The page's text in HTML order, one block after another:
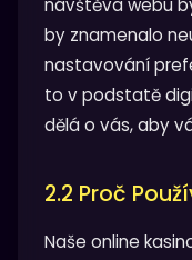
návštěva webu
by znamenalo
nastavování
to v podstatě
dělá o vás, aby
2.2 Proč
Naše online